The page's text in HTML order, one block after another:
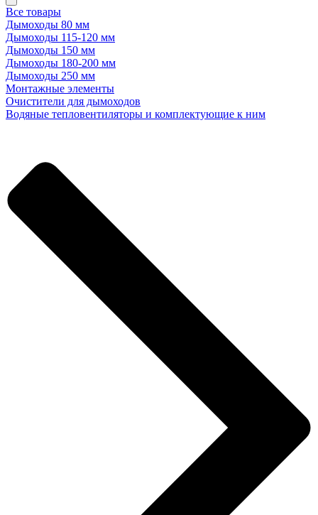
Все товары
Дымоходы 80 мм
Дымоходы 115-120 мм
Дымоходы 150 мм
Дымоходы 180-200 мм
Дымоходы 250 мм
Монтажные элементы
Очистители для дымоходов
Водяные тепловентиляторы и комплектующие к ним